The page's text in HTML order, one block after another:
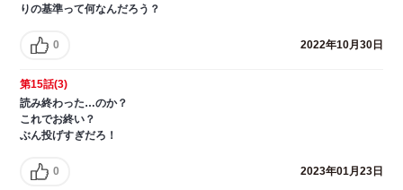
りの基準って何なんだろう？
0 2022年10月30日
第15話(3)
読み終わった…のか？
これでお終い？
ぶん投げすぎだろ！
0 2023年01月23日